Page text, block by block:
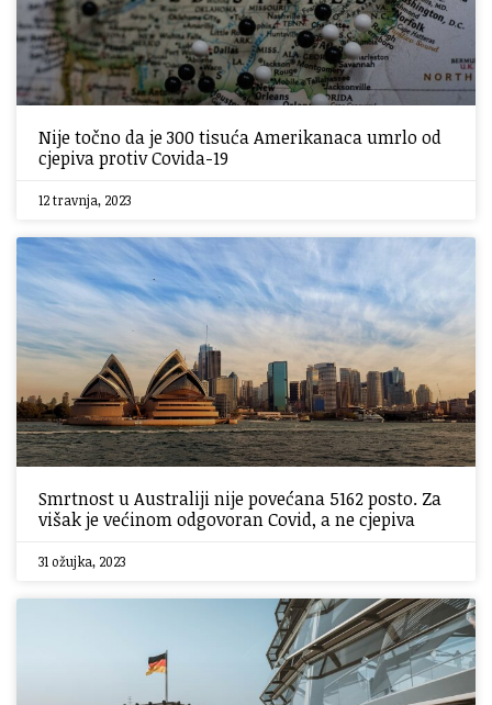
Nije točno da je 300 tisuća Amerikanaca umrlo od
cjepiva protiv Covida-19
12 travnja, 2023
Smrtnost u Australiji nije povećana 5162 posto. Za
višak je većinom odgovoran Covid, a ne cjepiva
31 ožujka, 2023